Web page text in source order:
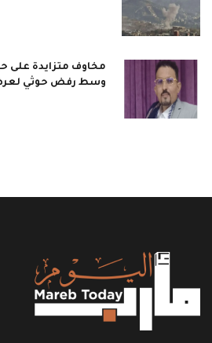
مخاوف متزايدة على
وسط رفض حوثي